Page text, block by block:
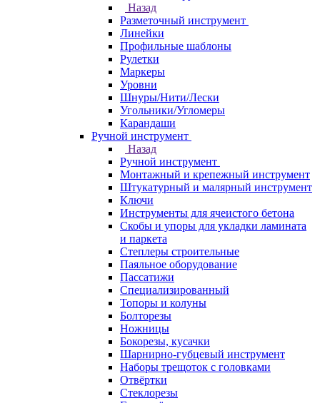
Назад
Разметочный инструмент
Линейки
Профильные шаблоны
Рулетки
Маркеры
Уровни
Шнуры/Нити/Лески
Угольники/Угломеры
Карандаши
Ручной инструмент
Назад
Ручной инструмент
Монтажный и крепежный инструмент
Штукатурный и малярный инструмент
Ключи
Инструменты для ячеистого бетона
Скобы и упоры для укладки ламината
и паркета
Степлеры строительные
Паяльное оборудование
Пассатижи
Специализированный
Топоры и колуны
Болторезы
Ножницы
Бокорезы, кусачки
Шарнирно-губцевый инструмент
Наборы трещоток с головками
Отвёртки
Стеклорезы